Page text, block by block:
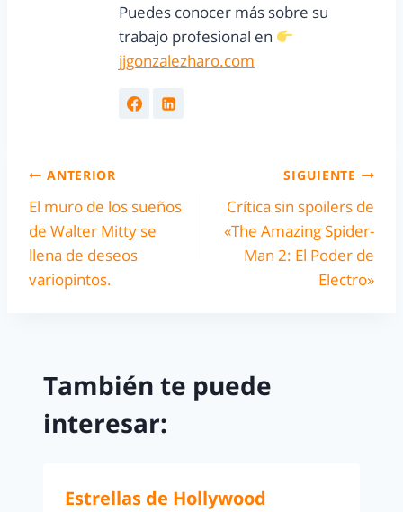
Puedes conocer más sobre su
trabajo profesional en
jjgonzalezharo.com
ANTERIOR
El muro de los sueños
de Walter Mitty se
llena de deseos
variopintos.
SIGUIENTE
Crítica sin spoilers de
«The Amazing Spider-
Man 2: El Poder de
Electro»
También te puede
interesar:
Estrellas de Hollywood